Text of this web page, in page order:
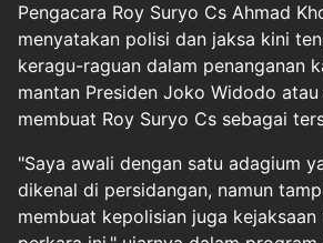
Pengacara Roy Suryo Cs Ahmad
menyatakan polisi dan jaksa kini
keragu-raguan dalam penanganan
mantan Presiden Joko Widodo
membuat Roy Suryo Cs sebagai
"Saya awali dengan satu adagium
dikenal di persidangan, namun
membuat kepolisian juga